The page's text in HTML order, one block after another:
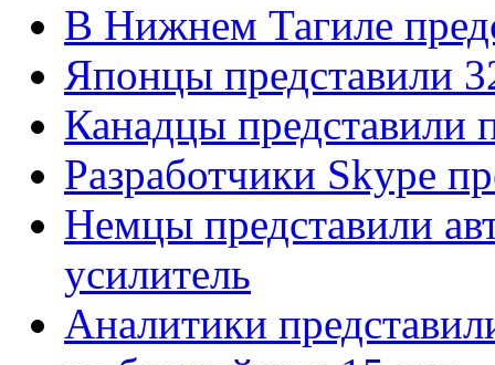
В Нижнем Тагиле
Японцы представили
Канадцы представили
Разработчики Skype
Немцы представили
усилитель
Аналитики